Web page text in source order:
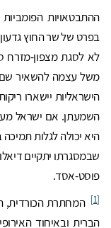
ההתבטאויות
בפרט של שר החוץ
לא לסגת מצפון-מזרח
משל עצמה להשאיר שם
הישראליות יישארו
השמעתן. אם ישראל
שבמסגרתו יתקיים
פוסט-אסד.
[1]